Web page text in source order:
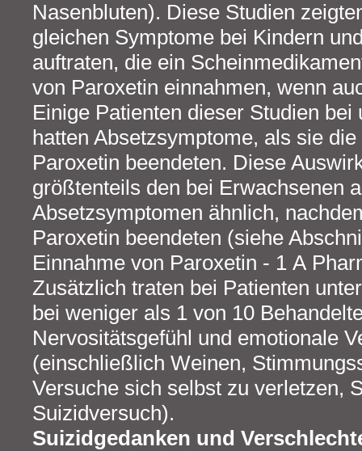
Nasenbluten). Diese Studien
gleichen Symptome bei Kindern
auftraten, die ein
von Paroxetin einnahmen, wenn
Einige Patienten dieser Studien bei
hatten Absetzsymptome, als sie
Paroxetin beendeten. Diese
größtenteils den bei Erwachsenen
Absetzsymptomen ähnlich,
Paroxetin beendeten (siehe
Einnahme von Paroxetin - 1 A
Zusätzlich traten bei Patienten
bei weniger als 1 von 10
Nervositätsgefühl und emotionale
(einschließlich Weinen,
Versuche sich selbst zu verletzen,
Suizidversuch).
Suizidgedanken und